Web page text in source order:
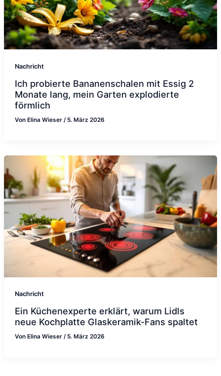
Nachricht
Ich probierte Bananenschalen mit Essig 2
Monate lang, mein Garten explodierte
förmlich
Von Elina Wieser / 5. März 2026
Nachricht
Ein Küchenexperte erklärt, warum Lidls
neue Kochplatte Glaskeramik-Fans spaltet
Von Elina Wieser / 5. März 2026